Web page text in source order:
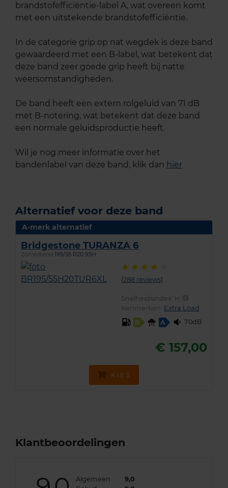
brandstofefficiëntie-label A, wat overeen komt
met een uitstekende brandstofefficiëntie.
In de categorie grip op nat wegdek is deze band
gewaardeerd met een B-label, wat betekent dat
deze band zeer goede grip heeft bij natte
weersomstandigheden.
De band heeft een extern rolgeluid van 71 dB
met B-notering, wat betekent dat deze band
een normale geluidsproductie heeft.
Wil je nog meer informatie over het
bandenlabel van deze band, klik dan hier
Alternatief voor deze band
A-merk alternatief
Bridgestone TURANZA 6
Zomerband 195/55 R20 95H
(288 reviews)
Snelheidsindex: H
Kenmerken: Extra Load
B
A 70dB
€ 157,00
KIES
Klantbeoordelingen
Algemeen
9,0